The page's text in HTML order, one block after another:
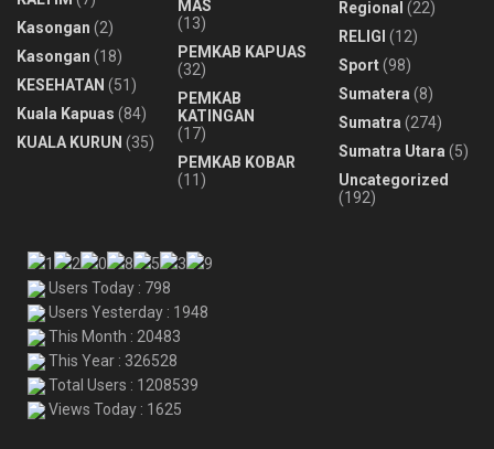
Kasongan (2)
Kasongan (18)
KESEHATAN (51)
Kuala Kapuas (84)
KUALA KURUN (35)
MAS
(13)
PEMKAB KAPUAS
(32)
PEMKAB
KATINGAN
(17)
PEMKAB KOBAR
(11)
Regional (22)
RELIGI (12)
Sport(98)
Sumatera (8)
Sumatra (274)
Sumatra Utara (5)
Uncategorized
(192)
Users Today : 798
Users Yesterday : 1948
This Month : 20483
This Year : 326528
Total Users : 1208539
Views Today : 1625